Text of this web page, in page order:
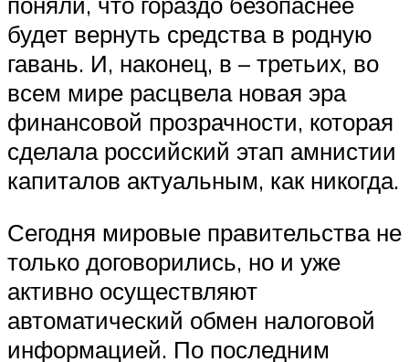
будет вернуть средства в родную
гавань. И, наконец, в – третьих, во
всем мире расцвела новая эра
финансовой прозрачности, которая
сделала российский этап амнистии
капиталов актуальным, как никогда.
Сегодня мировые правительства не
только договорились, но и уже
активно осуществляют
автоматический обмен налоговой
информацией. По последним